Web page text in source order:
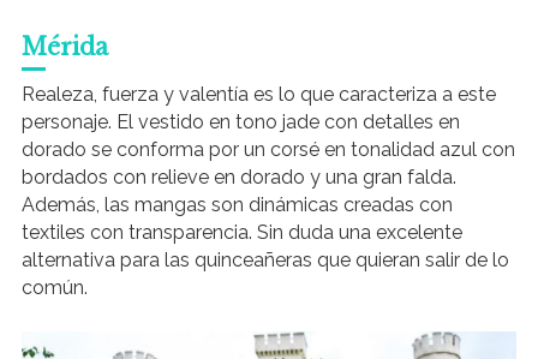
Mérida
Realeza, fuerza y valentía es lo que caracteriza a este
personaje. El vestido en tono jade con detalles en
dorado se conforma por un corsé en tonalidad azul con
bordados con relieve en dorado y una gran falda.
Además, las mangas son dinámicas creadas con
textiles con transparencia. Sin duda una excelente
alternativa para las quinceañeras que quieran salir de lo
común.